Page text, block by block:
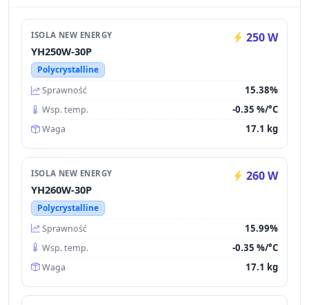
ISOLA NEW ENERGY 250 W
YH250W-30P
Polycrystalline
Sprawność
15.38%
Wsp. temp. -0.35 %/°C
Waga 17.1 kg
ISOLA NEW ENERGY 260 W
YH260W-30P
Polycrystalline
Sprawność
15.99%
Wsp. temp. -0.35 %/°C
Waga 17.1 kg